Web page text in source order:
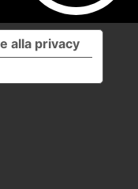
alla privacy